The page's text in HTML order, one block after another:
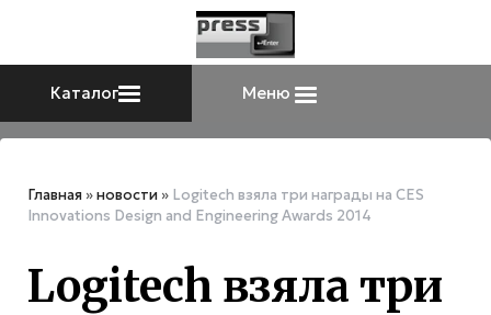
Каталог Меню
Главная »новости » Logitech взяла три награды на CES
Innovations Design and Engineering Awards 2014
Logitech взяла три